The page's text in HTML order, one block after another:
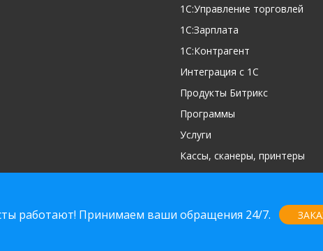
1С:Управление торговлей
1С:Зарплата
1С:Контрагент
Интеграция с 1С
Продукты Битрикс
Программы
Услуги
Кассы, сканеры, принтеры
Партнерская программа
работают! Принимаем ваши обращения 24/7. © 2021